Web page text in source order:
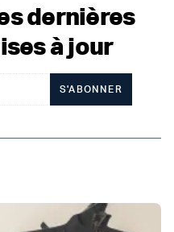
dernières
à jour
S'ABONNER